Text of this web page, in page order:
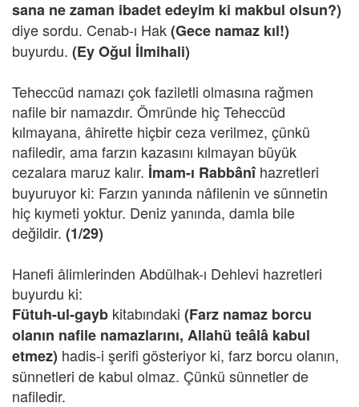
sana ne zaman ibadet edeyim ki makbul olsun?)
diye sordu. Cenab-ı Hak(Gece namaz kıl!)
buyurdu. (Ey Oğul İlmihali)
Teheccüd namazı çok faziletli olmasına rağmen
nafile bir namazdır. Ömründe hiç Teheccüd
kılmayana, âhirette hiçbir ceza verilmez, çünkü
nafiledir, ama farzın kazasını kılmayan büyük
cezalara maruz kalır. İmam-ı Rabbânîhazretleri
buyuruyor ki: Farzın yanında nâfilenin ve sünnetin
hiç kıymeti yoktur. Deniz yanında, damla bile
değildir. (1/29)
Hanefi âlimlerinden Abdülhak-ı Dehlevi hazretleri
buyurdu ki:
Fütuh-ul-gayb kitabındaki (Farz namaz borcu
olanın nafile namazlarını, Allahü teâlâ kabul
etmez) hadis-i şerifi gösteriyor ki, farz borcu olanın,
sünnetleri de kabul olmaz. Çünkü sünnetler de
nafiledir.